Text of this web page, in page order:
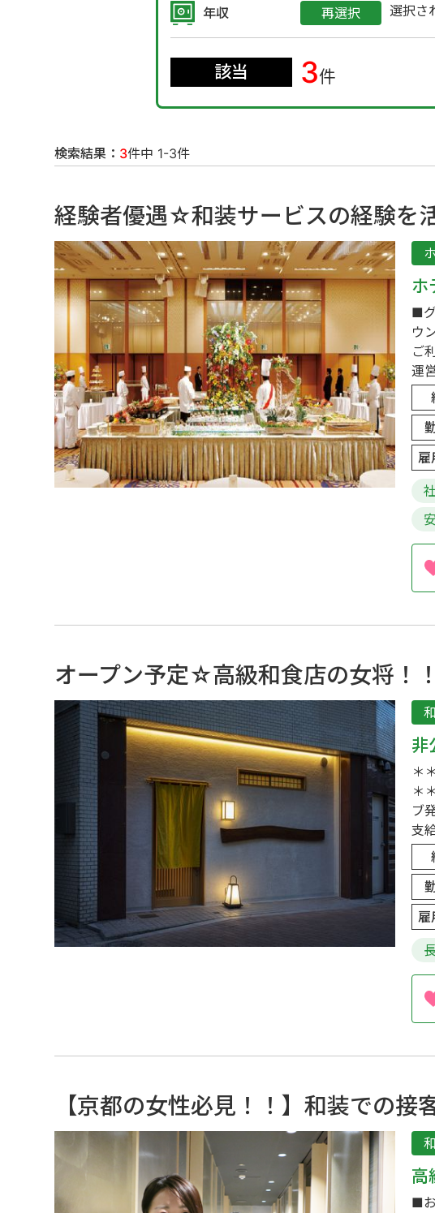
年収 再選択 選択さ
該当 3件
検索結果： 3件中 1-3件
経験者優遇☆和装サービスの経験を
ホ
■
ウ
ご
運
雇
オープン予定☆高級和食店の女将！
非
＊
＊
ブ
支
雇
【京都の女性必見！！】和装での
高
■